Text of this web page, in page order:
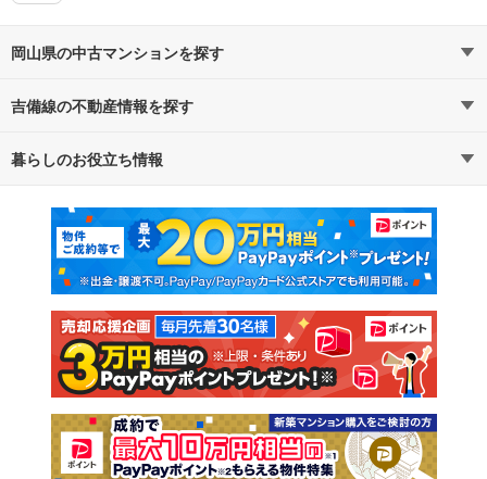
岡山県の中古マンションを探す
路線・駅から探す
通勤・通学時間から探す
吉備線の不動産情報を探す
不動産・住宅
新築マンション 中古マンション
新築一戸建て 中古一戸建て
注文住宅 土地
売却査定
暮らしのお役立ち情報
マンションカタログ 教えて！住まいの先生